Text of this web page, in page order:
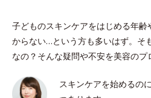
子どものスキンケアをはじめる年
からない…という方も多いはず。そ
なの？そんな疑問や不安を美容のプ
スキンケアを始めるの